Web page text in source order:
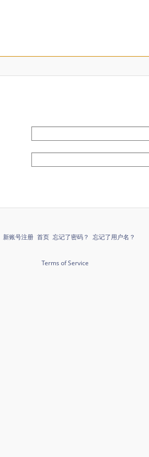
新账号注册 首页 忘记了密码？ 忘记了用户名？
Terms of Service